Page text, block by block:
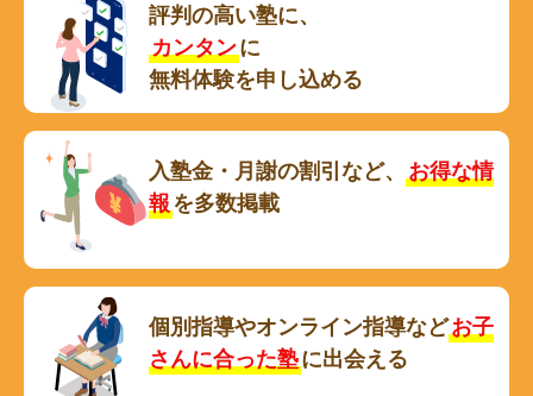
評判の高い塾に、
カンタンに
無料体験を申し込める
入塾金・月謝の割引など、
お得な情
報を多数掲載
個別指導やオンライン指導などお子
さんに合った塾に出会える